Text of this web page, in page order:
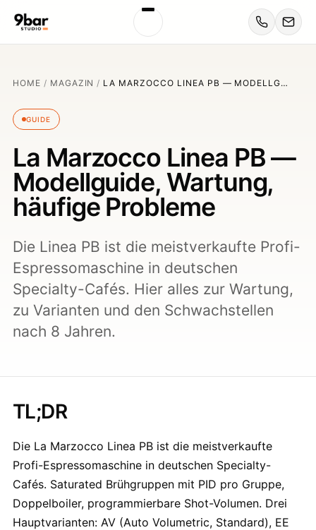
HOME / MAGAZIN / LA MARZOCCO LINEA PB — MODELLG…
GUIDE
La Marzocco Linea PB —
Modellguide, Wartung,
häufige Probleme
Die Linea PB ist die meistverkaufte Profi-
Espressomaschine in deutschen
Specialty-Cafés. Hier alles zur Wartung,
zu Varianten und den Schwachstellen
nach 8 Jahren.
TL;DR
Die La Marzocco Linea PB ist die meistverkaufte
Profi-Espressomaschine in deutschen Specialty-
Cafés. Saturated Brühgruppen mit PID pro Gruppe,
Doppelboiler, programmierbare Shot-Volumen. Drei
Hauptvarianten: AV (Auto Volumetric, Standard), EE